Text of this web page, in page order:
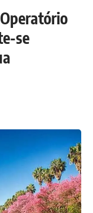
se